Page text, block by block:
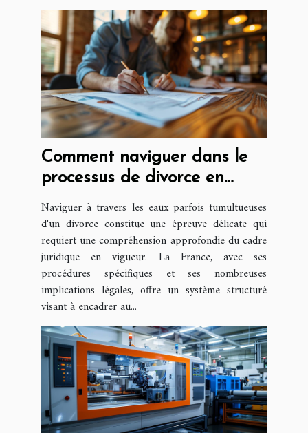
Comment naviguer dans le
processus de divorce en
Naviguer à travers les eaux parfois tumultueuses
d'un divorce constitue une épreuve délicate qui
requiert une compréhension approfondie du cadre
juridique en vigueur. La France, avec ses
procédures spécifiques et ses nombreuses
implications légales, offre un système structuré
visant à encadrer au...